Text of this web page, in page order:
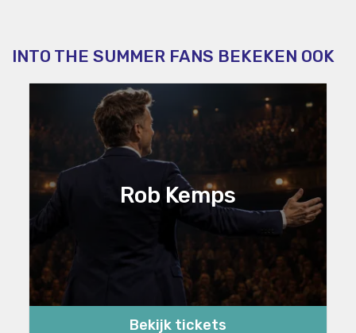
INTO THE SUMMER FANS BEKEKEN OOK
Rob Kemps
Bekijk tickets